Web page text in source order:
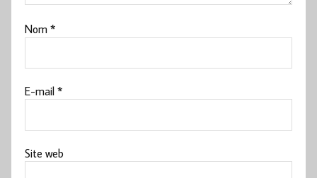
Nom*
E-mail*
Site web